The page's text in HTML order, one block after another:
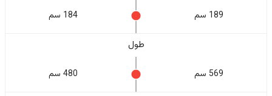
189 سم 184 سم
طول
569 سم 480 سم